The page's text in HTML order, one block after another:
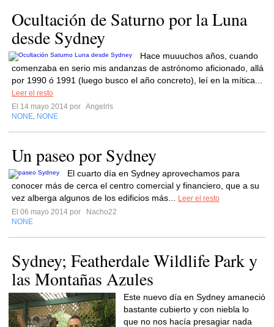
Ocultación de Saturno por la Luna
desde Sydney
Hace muuuchos años, cuando
comenzaba en serio mis andanzas de astrónomo aficionado, allá
por 1990 ó 1991 (luego busco el año concreto), leí en la mítica...
Leer el resto
El 14 mayo 2014 por Angelrls
NONE NONE
Un paseo por Sydney
El cuarto día en Sydney aprovechamos para
conocer más de cerca el centro comercial y financiero, que a su
vez alberga algunos de los edificios más...
Leer el resto
El 06 mayo 2014 por
Nacho22
NONE
Sydney; Featherdale Wildlife Park y
las Montañas Azules
Este nuevo día en Sydney amaneció
bastante cubierto y con niebla lo
que no nos hacía presagiar nada